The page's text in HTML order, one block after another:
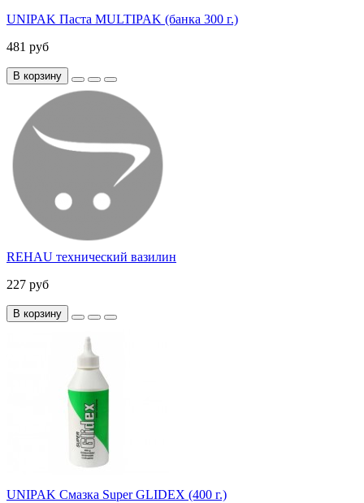
UNIPAK Паста MULTIPAK (банка 300 г.)
481 руб
В корзину
REHAU технический вазилин
227 руб
В корзину
UNIPAK Смазка Super GLIDEX (400 г.)